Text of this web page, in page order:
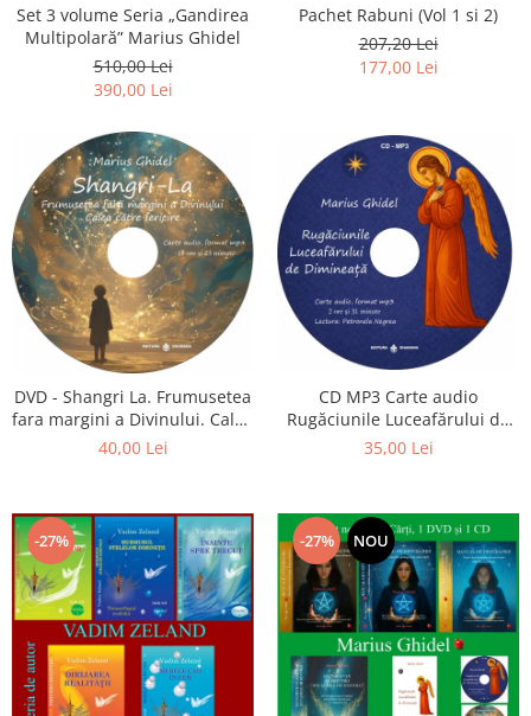
Set 3 volume Seria „Gandirea
Multipolară” Marius Ghidel
510,00 Lei
390,00 Lei
Pachet Rabuni (Vol 1 si 2)
207,20 Lei
177,00 Lei
DVD - Shangri La. Frumusetea
fara margini a Divinului. Calea
catre fericire
40,00 Lei
CD MP3 Carte audio
Rugăciunile Luceafărului de
dimineață
35,00 Lei
-27% -27% NOU